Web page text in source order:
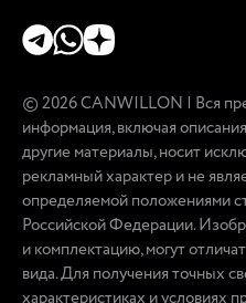
© 2026 CANWILLON | Вся
информация, включая
другие материалы, носит
рекламный характер и не
определяемой положениями
Российской Федерации.
и комплектацию, могут
вида. Для получения точных